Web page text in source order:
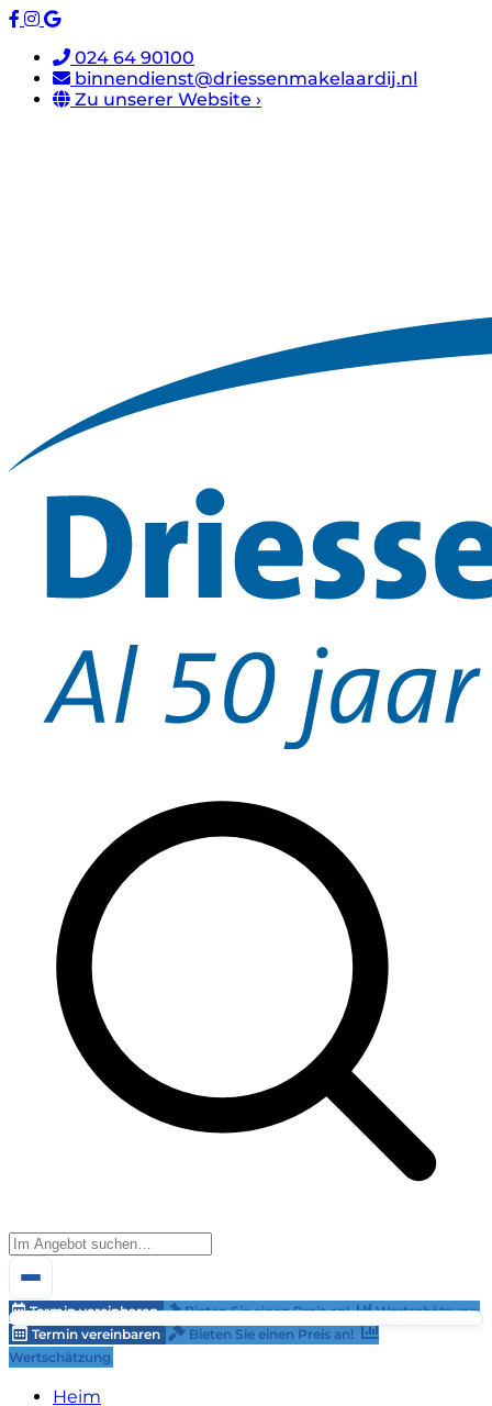
024 64 90100
binnendienst@driessenmakelaardij.nl
Zu unserer Website ›
Termin vereinbaren Bieten Sie einen Preis an!
Wertschätzung
Termin vereinbaren
Bieten Sie einen Preis an!
Wertschätzung
Heim